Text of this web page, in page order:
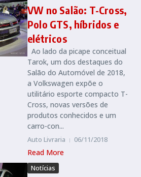
VW no Salão: T-Cross,
Polo GTS, híbridos e
elétricos
Ao lado da picape conceitual
Tarok, um dos destaques do
Salão do Automóvel de 2018,
a Volkswagen expõe o
utilitário esporte compacto T-
Cross, novas versões de
produtos conhecidos e um
carro-con...
Auto Livraria 06/11/2018
Read More
Notícias